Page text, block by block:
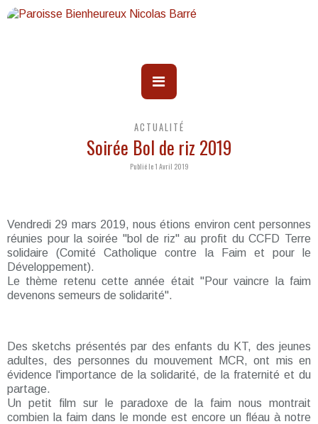
ACTUALITÉ
Soirée Bol de riz 2019
Publié le 1 Avril 2019
Vendredi 29 mars 2019, nous étions environ cent personnes
réunies pour la soirée "bol de riz" au profit du CCFD Terre
solidaire (Comité Catholique contre la Faim et pour le
Développement).
Le thème retenu cette année était "Pour vaincre la faim
devenons semeurs de solidarité".
Des sketchs présentés par des enfants du KT, des jeunes
adultes, des personnes du mouvement MCR, ont mis en
évidence l'importance de la solidarité, de la fraternité et du
partage.
Un petit film sur le paradoxe de la faim nous montrait
combien la faim dans le monde est encore un fléau à notre